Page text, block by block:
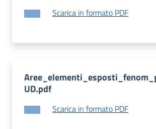
Scarica in formato PDF
UD.pdf
Scarica in formato PDF